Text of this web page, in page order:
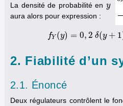
La densité de probabilité en y
y
aura alors pour expression :
fY (y) = 0, 2 δ(y + 1
fY( y)=0 2 δ( y+ 1)
2. Fiabilité d’un
2.1. Énoncé
Deux régulateurs contrôlent le